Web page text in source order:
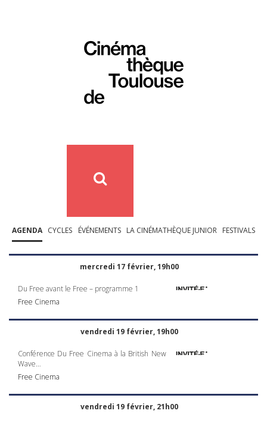
AGENDA CYCLES ÉVÉNEMENTS LA CINÉMATHÈQUE JUNIOR FESTIVALS
mercredi 17 février, 19h00
Du Free avant le Free – programme 1
Free Cinema
vendredi 19 février, 19h00
Conférence Du Free Cinema à la British New
Wave…
Free Cinema
vendredi 19 février, 21h00